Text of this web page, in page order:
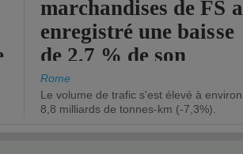
marchandises de FS a
enregistré une baisse
de 2,7 % de son
chiffre d'affaires
opérationnel.
Rome
Le volume de trafic s'est élevé à environ
8,8 milliards de tonnes-km (-7,3%).